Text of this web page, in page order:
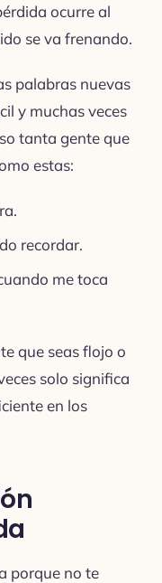
ocurre al
se va frenando.
palabras nuevas
y muchas veces
tanta gente que
estas:
recordar.
me toca
que seas flojo o
solo significa
en los
porque no te